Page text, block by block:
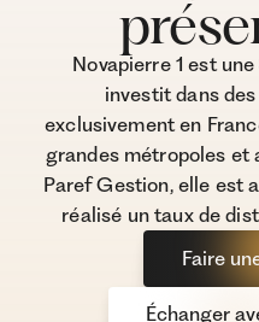
Novapierre 1 est
investit dans
exclusivement en
grandes métropoles et
Paref Gestion, elle est
réalisé un taux de
Faire
Échanger